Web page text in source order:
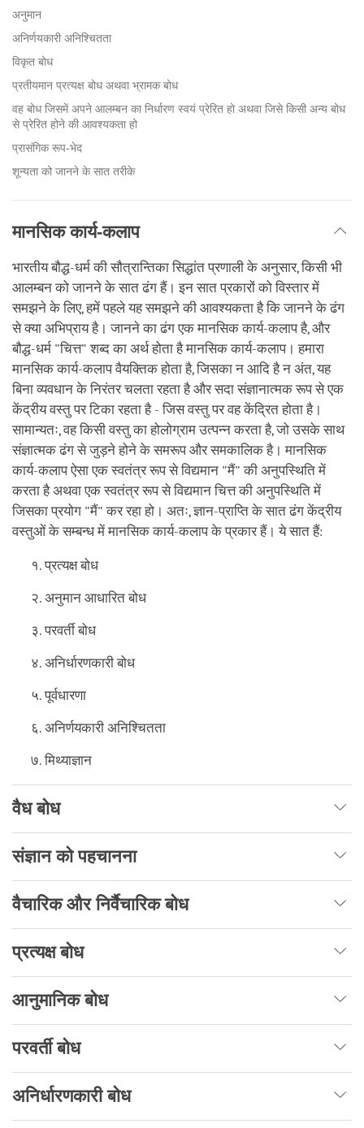
अनुमान
अनिर्णयकारी अनिश्चितता
विकृत बोध
प्रतीयमान प्रत्यक्ष बोध अथवा भ्रामक बोध
वह बोध जिसमें अपने आलम्बन का निर्धारण स्वयं प्रेरित हो अथवा जिसे किसी अन्य बोध
से प्रेरित होने की आवश्यकता हो
प्रासंगिक रूप-भेद
शून्यता को जानने के सात तरीके
मानसिक कार्य-कलाप
भारतीय बौद्ध-धर्म की सौत्रान्तिका सिद्धांत प्रणाली के अनुसार, किसी भी
आलम्बन को जानने के सात ढंग हैं। इन सात प्रकारों को विस्तार में
समझने के लिए, हमें पहले यह समझने की आवश्यकता है कि जानने के ढंग
से क्या अभिप्राय है। जानने का ढंग एक मानसिक कार्य-कलाप है, और
बौद्ध-धर्म "चित्त" शब्द का अर्थ होता है मानसिक कार्य-कलाप। हमारा
मानसिक कार्य-कलाप वैयक्तिक होता है, जिसका न आदि है न अंत, यह
बिना व्यवधान के निरंतर चलता रहता है और सदा संज्ञानात्मक रूप से एक
केंद्रीय वस्तु पर टिका रहता है - जिस वस्तु पर वह केंद्रित होता है।
सामान्यतः, वह किसी वस्तु का होलोग्राम उत्पन्न करता है, जो उसके साथ
संज्ञात्मक ढंग से जुड़ने होने के समरूप और समकालिक है। मानसिक
कार्य-कलाप ऐसा एक स्वतंत्र रूप से विद्यमान "मैं" की अनुपस्थिति में
करता है अथवा एक स्वतंत्र रूप से विद्यमान चित्त की अनुपस्थिति में
जिसका प्रयोग "मैं" कर रहा हो। अतः, ज्ञान-प्राप्ति के सात ढंग केंद्रीय
वस्तुओं के सम्बन्ध में मानसिक कार्य-कलाप के प्रकार हैं। ये सात हैं:
प्रत्यक्ष बोध
अनुमान आधारित बोध
परवर्ती बोध
अनिर्धारणकारी बोध
पूर्वधारणा
अनिर्णयकारी अनिश्चितता
मिथ्याज्ञान
वैध बोध
संज्ञान को पहचानना
वैचारिक और निर्वैचारिक बोध
प्रत्यक्ष बोध
आनुमानिक बोध
परवर्ती बोध
अनिर्धारणकारी बोध